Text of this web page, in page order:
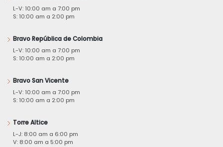
L-V: 10:00 am a 7:00 pm
S: 10:00 am a 2:00 pm
Bravo República de Colombia
L-V: 10:00 am a 7:00 pm
S: 10:00 am a 2:00 pm
Bravo San Vicente
L-V: 10:00 am a 7:00 pm
S: 10:00 am a 2:00 pm
Torre Altice
L-J: 8:00 am a 6:00 pm
V: 8:00 am a 5:00 pm